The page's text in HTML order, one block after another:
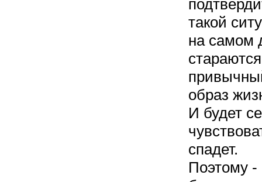
такой
на самом
образ
И будет
спадет.
Поэтому -